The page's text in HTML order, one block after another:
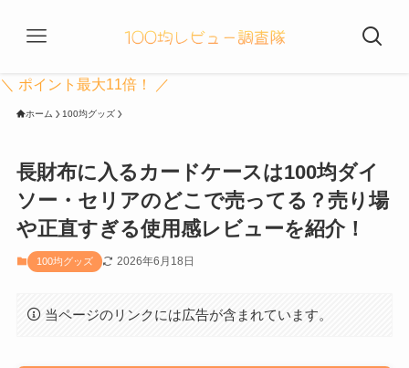
＼ ポイント最大11倍！ ／
ホーム 100均グッズ
長財布に入るカードケースは100均ダイ
ソー・セリアのどこで売ってる？売り場
や正直すぎる使用感レビューを紹介！
100均グッズ 2026年6月18日
当ページのリンクには広告が含まれています。